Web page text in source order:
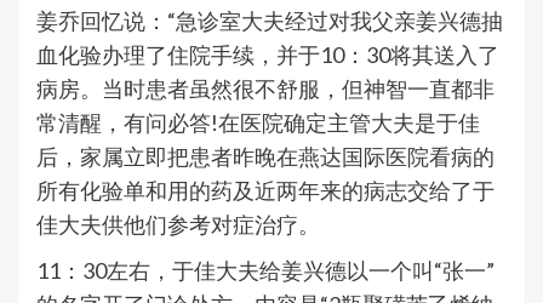
姜乔回忆说：“急诊室大夫经过对我父亲姜兴德抽
血化验办理了住院手续，并于10：30将其送入了
病房。当时患者虽然很不舒服，但神智一直都非
常清醒，有问必答!在医院确定主管大夫是于佳
后，家属立即把患者昨晚在燕达国际医院看病的
所有化验单和用的药及近两年来的病志交给了于
佳大夫供他们参考对症治疗。
11：30左右，于佳大夫给姜兴德以一个叫“张一”